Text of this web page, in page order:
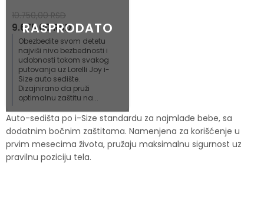
10.750,00RSD
9.675,00RSD
Obezbedite svom detetu
najviši nivo bezbednosti i
udobnosti tokom svakog
putovanja uz Lorelli Joy i-
Size auto sedište.
Dizajnirano da pruži
optimalnu zaštitu na...
Auto-sedišta po i-Size standardu za najmlađe bebe, sa
dodatnim bočnim zaštitama. Namenjena za korišćenje u
prvim mesecima života, pružaju maksimalnu sigurnost uz
pravilnu poziciju tela.